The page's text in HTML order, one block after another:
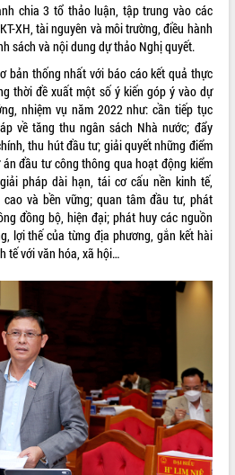
kỳ
với
chia 3 tổ thảo luận, tập trung vào các
XH, tài nguyên và môi trường, điều hành
sách và nội dung dự thảo Nghị quyết.
bản thống nhất với báo cáo kết quả thực
thời đề xuất một số ý kiến góp ý vào dự
nhiệm vụ năm 2022 như: cần tiếp tục
về tăng thu ngân sách Nhà nước; đẩy
thu hút đầu tư; giải quyết những điểm
đầu tư công thông qua hoạt động kiểm
pháp dài hạn, tái cơ cấu nền kinh tế,
và bền vững; quan tâm đầu tư, phát
đồng bộ, hiện đại; phát huy các nguồn
lợi thế của từng địa phương, gắn kết hài
tế với văn hóa, xã hội…